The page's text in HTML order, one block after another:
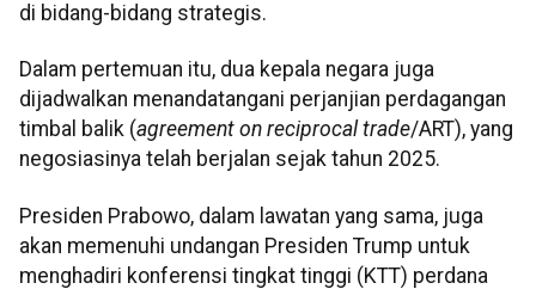
di bidang-bidang strategis.
Dalam pertemuan itu, dua kepala negara juga
dijadwalkan menandatangani perjanjian perdagangan
timbal balik (agreement on reciprocal trade/ART), yang
negosiasinya telah berjalan sejak tahun 2025.
Presiden Prabowo, dalam lawatan yang sama, juga
akan memenuhi undangan Presiden Trump untuk
menghadiri konferensi tingkat tinggi (KTT) perdana